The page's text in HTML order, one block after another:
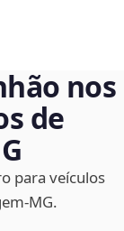
nos
de
para veículos